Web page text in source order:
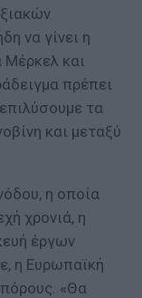
να γίνει η
και
πρέπει
τα
και μεταξύ
η οποία
χρονιά, η
έργων
η Ευρωπαϊκή
«Θα